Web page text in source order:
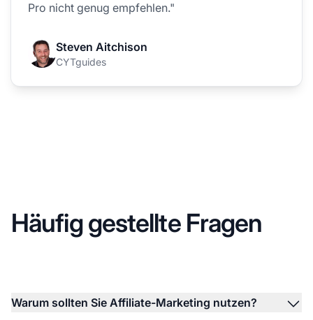
Pro nicht genug empfehlen."
Steven Aitchison
CYTguides
Häufig gestellte Fragen
Warum sollten Sie Affiliate-Marketing nutzen?